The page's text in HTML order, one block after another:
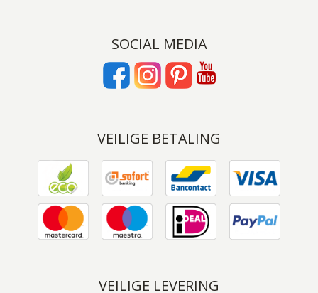
SOCIAL MEDIA
VEILIGE BETALING
VEILIGE LEVERING